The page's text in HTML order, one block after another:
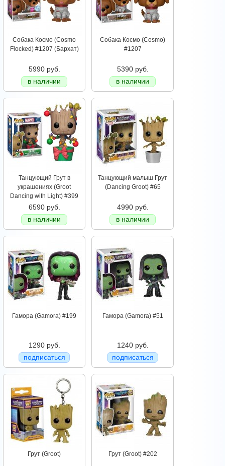
Собака Космо (Cosmo
Flocked) #1207 (Бархат)
5990 руб.
в наличии
Собака Космо (Cosmo)
#1207
5390 руб.
в наличии
Танцующий Грут в
украшениях (Groot
Dancing with Light) #399
6590 руб.
в наличии
Танцующий малыш Грут
(Dancing Groot) #65
4990 руб.
в наличии
Гамора (Gamora) #199
1290 руб.
подписаться
Гамора (Gamora) #51
1240 руб.
подписаться
Грут (Groot) Грут (Groot) #202